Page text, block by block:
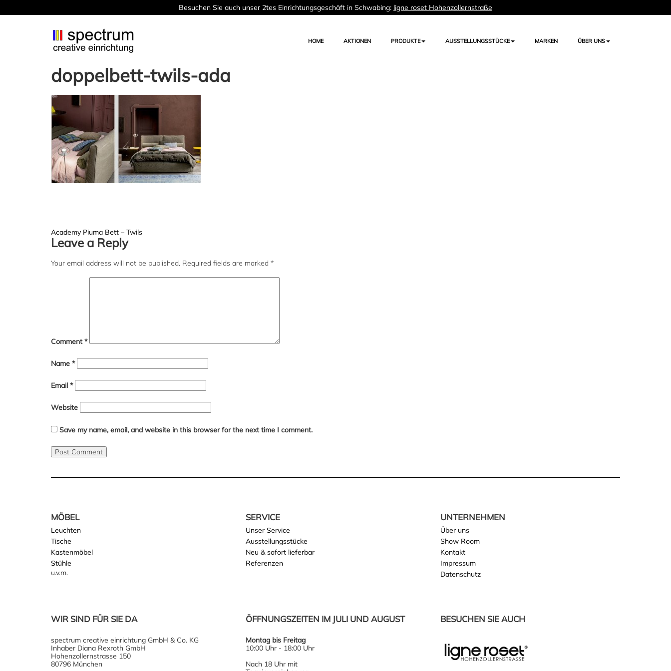
Besuchen Sie auch unser 2tes Einrichtungsgeschäft in Schwabing: ligne roset Hohenzollernstraße
HOME AKTIONEN PRODUKTE AUSSTELLUNGSSTÜCKE MARKEN ÜBER UNS
doppelbett-twils-ada
Post
navigation
Academy Piuma Bett – Twils
Leave a Reply
Your email address will not be published. Required fields are marked *
Comment*
Name *
Email *
Website
Save my name, email, and website in this browser for the next time I comment.
MÖBEL
Leuchten
Tische
Kastenmöbel
Stühle
u.v.m.
SERVICE
Unser Service
Ausstellungsstücke
Neu & sofort lieferbar
Referenzen
UNTERNEHMEN
Über uns
Show Room
Kontakt
Impressum
Datenschutz
WIR SIND FÜR SIE DA
spectrum creative einrichtung GmbH & Co. KG
Inhaber Diana Rexroth GmbH
Hohenzollernstrasse 150
80796 München
ÖFFNUNGSZEITEN IM JULI UND AUGUST
Montag bis Freitag
10:00 Uhr - 18:00 Uhr
Nach 18 Uhr mit
BESUCHEN SIE AUCH